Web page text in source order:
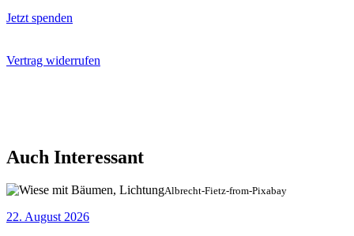
Jetzt spenden
Vertrag widerrufen
Auch Interessant
Albrecht-Fietz-from-Pixabay
22. August 2026